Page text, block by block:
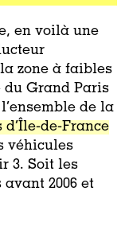
en voilà une
zone à faibles
du Grand Paris
de la
d’Île-de-France
véhicules
3. Soit les
2006 et